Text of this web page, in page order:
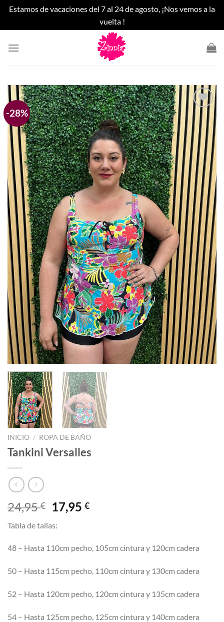
Estamos de vacaciones del 7 al 24 de agosto, ¡Nos vemos a la
vuelta !
-28%
Añadir
a la
lista
de
deseos
INICIO / ROPA DE BAÑO
Tankini Versalles
24,95€
El
precio
original
era:
24,95 €.
17,95€El
es:
17,95 €.
Tabla de tallas:
48 – Hasta 110cm pecho, 105cm cintura y 120cm cadera
50 – Hasta 115cm pecho, 110cm cintura y 130cm cadera
52 – Hasta 120cm pecho, 120cm cintura y 135cm cadera
54 – Hasta 125cm pecho, 125cm cintura y 140cm cadera